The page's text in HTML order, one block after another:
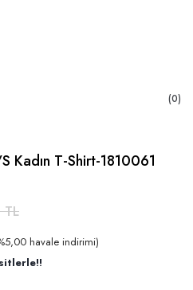
(0)
Kadın T-Shirt-1810061
havale indirimi)